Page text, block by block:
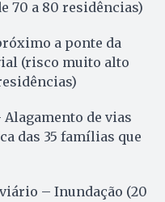
70 a 80 residências)
a ponte da
(risco muito alto
Alagamento de vias
das 35 famílias que
– Inundação (20